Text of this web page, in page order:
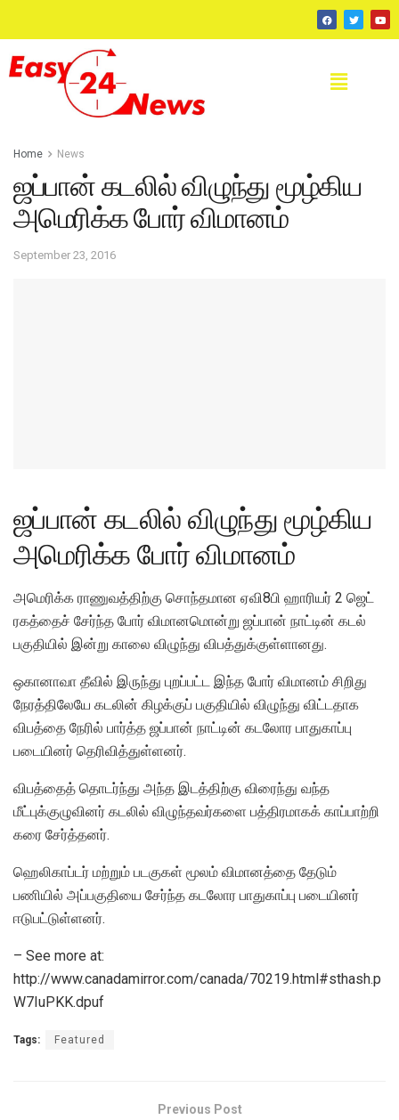
Home News
ஜப்பான் கடலில் விழுந்து மூழ்கிய
அமெரிக்க போர் விமானம்
September 23, 2016
ஜப்பான் கடலில் விழுந்து மூழ்கிய
அமெரிக்க போர் விமானம்
அமெரிக்க ராணுவத்திற்கு சொந்தமான ஏவி8பி ஹாரியர் 2 ஜெட்
ரகத்தைச் சேர்ந்த போர் விமானமொன்று ஜப்பான் நாட்டின் கடல்
பகுதியில் இன்று காலை விழுந்து விபத்துக்குள்ளானது.
ஒகானாவா தீவில் இருந்து புறப்பட்ட இந்த போர் விமானம் சிறிது
நேரத்திலேயே கடலின் கிழக்குப் பகுதியில் விழுந்து விட்டதாக
விபத்தை நேரில் பார்த்த ஜப்பான் நாட்டின் கடலோர பாதுகாப்பு
படையினர் தெரிவித்துள்ளனர்.
விபத்தைத் தொடர்ந்து அந்த இடத்திற்கு விரைந்து வந்த
மீட்புக்குழுவினர் கடலில் விழுந்தவர்களை பத்திரமாகக் காப்பாற்றி
கரை சேர்த்தனர்.
ஹெலிகாப்டர் மற்றும் படகுகள் மூலம் விமானத்தை தேடும்
பணியில் அப்பகுதியை சேர்ந்த கடலோர பாதுகாப்பு படையினர்
ஈடுபட்டுள்ளனர்.
– See more at:
http://www.canadamirror.com/canada/70219.html#sthash.p
W7IuPKK.dpuf
Tags: Featured
Previous Post